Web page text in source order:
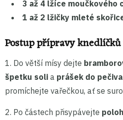
3 až 4 lžíce moučkového
1 až 2 lžičky mleté
Postup přípravy
1. Do větší mísy dejte
špetku soli a prášek do pečiva
promíchejte vařečkou, ať se
2. Po částech přisypávejte